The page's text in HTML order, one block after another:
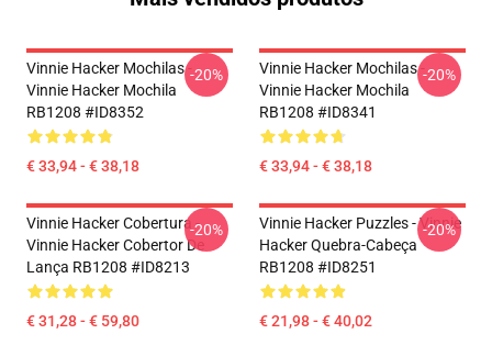
Vinnie Hacker Mochilas -
Vinnie Hacker Mochila
RB1208 #ID8352
€ 33,94 - € 38,18
-20%
Vinnie Hacker Mochilas -
Vinnie Hacker Mochila
RB1208 #ID8341
€ 33,94 - € 38,18
-20%
Vinnie Hacker Cobertura -
Vinnie Hacker Cobertor De
Lança RB1208 #ID8213
€ 31,28 - € 59,80
-20%
Vinnie Hacker Puzzles - Vinnie
Hacker Quebra-Cabeça
RB1208 #ID8251
€ 21,98 - € 40,02
-20%